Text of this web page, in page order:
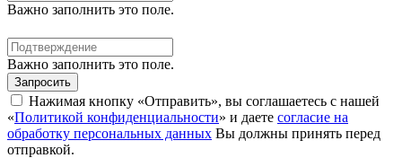
Важно заполнить это поле.
Важно заполнить это поле.
Запросить
Нажимая кнопку «Отправить», вы соглашаетесь с нашей
«Политикой конфиденциальности» и даете согласие на
обработку персональных данных Вы должны принять перед
отправкой.